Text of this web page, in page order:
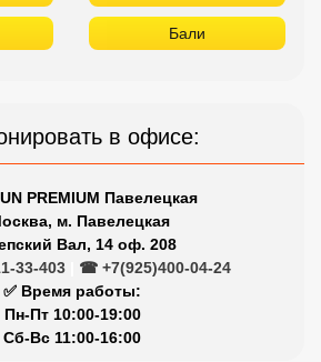
Бали
в офисе:
PREMIUM Павелецкая
м. Павелецкая
Вал, 14 оф. 208
33-403
☎ +7(925)400-04-24
✅ Время работы:
Пн-Пт 10:00-19:00
Сб-Вс 11:00-16:00